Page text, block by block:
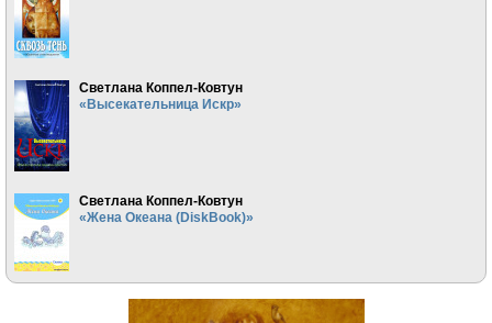
Светлана Коппел-Ковтун
«Высекательница Искр»
Светлана Коппел-Ковтун
«Жена Океана (DiskBook)»